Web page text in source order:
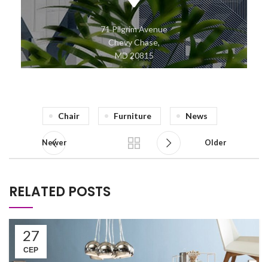
71 Pilgrim Avenue
Chevy Chase,
MD 20815
Chair Furniture News
Newer Older
RELATED POSTS
27
СЕР